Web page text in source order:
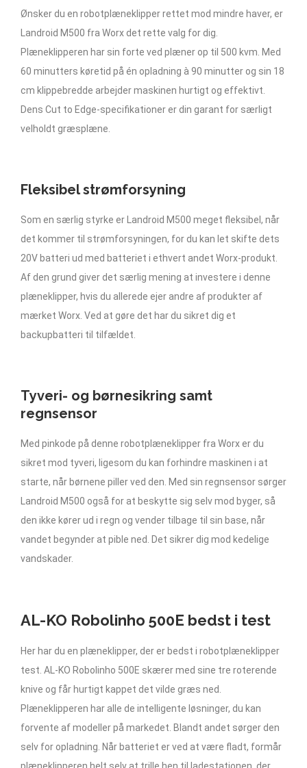
Ønsker du en robotplæneklipper rettet mod mindre haver, er
Landroid M500 fra Worx det rette valg for dig.
Plæneklipperen har sin forte ved plæner op til 500 kvm. Med
60 minutters køretid på én opladning à 90 minutter og sin 18
cm klippebredde arbejder maskinen hurtigt og effektivt.
Dens Cut to Edge-specifikationer er din garant for særligt
velholdt græsplæne.
Fleksibel strømforsyning
Som en særlig styrke er Landroid M500 meget fleksibel, når
det kommer til strømforsyningen, for du kan let skifte dets
20V batteri ud med batteriet i ethvert andet Worx-produkt.
Af den grund giver det særlig mening at investere i denne
plæneklipper, hvis du allerede ejer andre af produkter af
mærket Worx. Ved at gøre det har du sikret dig et
backupbatteri til tilfældet.
Tyveri- og børnesikring samt
regnsensor
Med pinkode på denne robotplæneklipper fra Worx er du
sikret mod tyveri, ligesom du kan forhindre maskinen i at
starte, når børnene piller ved den. Med sin regnsensor sørger
Landroid M500 også for at beskytte sig selv mod byger, så
den ikke kører ud i regn og vender tilbage til sin base, når
vandet begynder at pible ned. Det sikrer dig mod kedelige
vandskader.
AL-KO Robolinho 500E bedst i test
Her har du en plæneklipper, der er bedst i robotplæneklipper
test. AL-KO Robolinho 500E skærer med sine tre roterende
knive og får hurtigt kappet det vilde græs ned.
Plæneklipperen har alle de intelligente løsninger, du kan
forvente af modeller på markedet. Blandt andet sørger den
selv for opladning. Når batteriet er ved at være fladt, formår